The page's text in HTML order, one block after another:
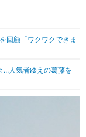
その他
回顧「ワクワクできま
人気者ゆえの葛藤を